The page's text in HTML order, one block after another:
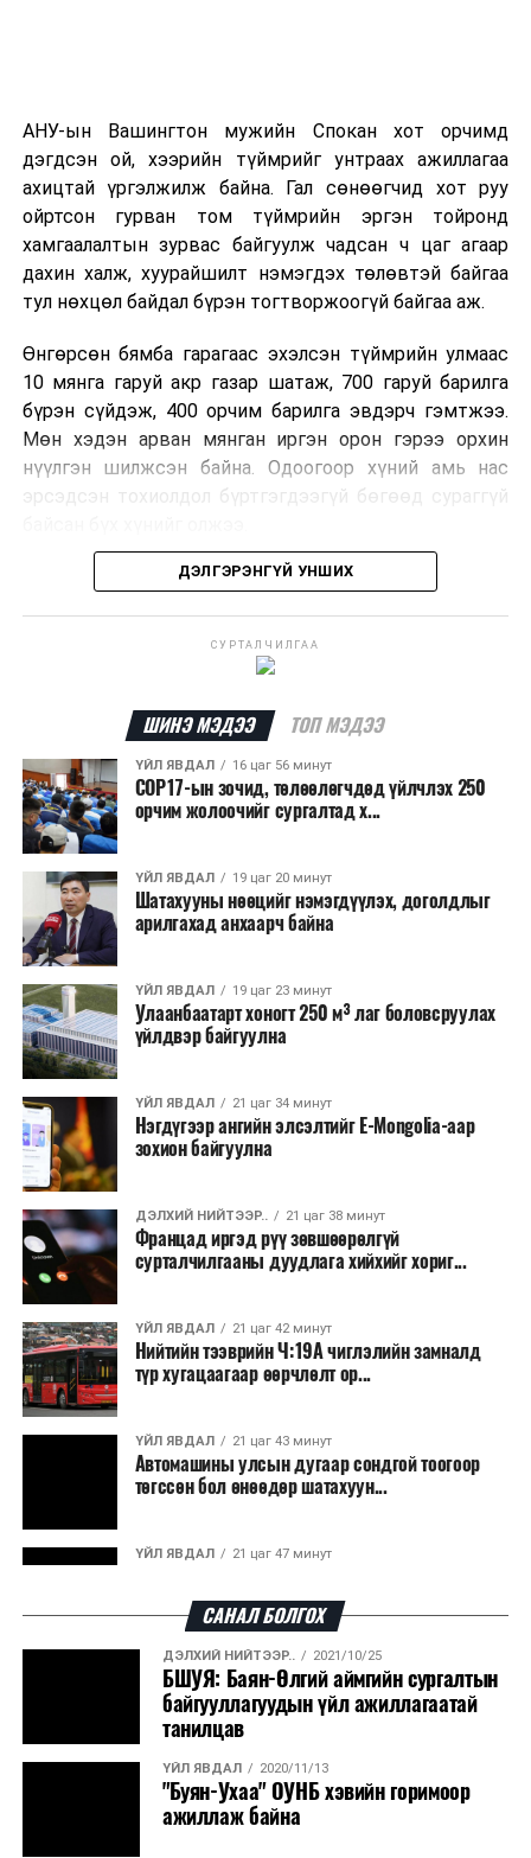
АНУ-ын Вашингтон мужийн Спокан хот орчимд
дэгдсэн ой, хээрийн түймрийг унтраах ажиллагаа
ахицтай үргэлжилж байна. Гал сөнөөгчид хот руу
ойртсон гурван том түймрийн эргэн тойронд
хамгаалалтын зурвас байгуулж чадсан ч цаг агаар
дахин халж, хуурайшилт нэмэгдэх төлөвтэй байгаа
тул нөхцөл байдал бүрэн тогтворжоогүй байгаа аж.
Өнгөрсөн бямба гарагаас эхэлсэн түймрийн улмаас
10 мянга гаруй акр газар шатаж, 700 гаруй барилга
бүрэн сүйдэж, 400 орчим барилга эвдэрч гэмтжээ.
Мөн хэдэн арван мянган иргэн орон гэрээ орхин
нүүлгэн шилжсэн байна. Одоогоор хүний амь нас
эрсэдсэн тохиолдол бүртгэгдээгүй бөгөөд сураггүй
Албаныхны мэдээлснээр түймрийн нэг голомтыг
шатаасан гэх үндэслэлээр эрүүгийн хэрэг үүсгэн
шалтгааныг үргэлжлүүлэн тогтоож байгаа бөгөөд
аянгын улмаас үүсээгүй гэж үзэж байгаа аж.
Одоогоор АНУ даяар 13 мужид 90 гаруй томоохон ой,
хээрийн түймэр идэвхтэй үргэлжилж байгаагийн
талаас илүү нь Орегон болон Вашингтон мужид
бүртгэгдсэн байна. Цаг уурын байгууллагууд ойрын
өдрүүдэд агаарын температур дахин огцом
нэмэгдэж, хуурайшилт эрчимжих төлөвтэй байгааг
анхааруулсан бөгөөд энэ нь гал унтраах ажиллагаанд
шинэ сорилт учруулж болзошгүйг онцолжээ.
ДЭЛГЭРЭНГҮЙ УНШИХ
СУРТАЛЧИЛГАА
ШИНЭ МЭДЭЭ ТОП МЭДЭЭ
ҮЙЛ ЯВДАЛ 16 цаг 56 минут
COP17-ын зочид, төлөөлөгчдөд үйлчлэх 250
орчим жолоочийг сургалтад х...
ҮЙЛ ЯВДАЛ 19 цаг 20 минут
Шатахууны нөөцийг нэмэгдүүлэх, доголдлыг
арилгахад анхаарч байна
ҮЙЛ ЯВДАЛ 19 цаг 23 минут
Улаанбаатарт хоногт 250 м³ лаг боловсруулах
үйлдвэр байгуулна
ҮЙЛ ЯВДАЛ 21 цаг 34 минут
Нэгдүгээр ангийн элсэлтийг E-Mongolia-аар
зохион байгуулна
ДЭЛХИЙ НИЙТЭЭР.. 21 цаг 38 минут
Францад иргэд рүү зөвшөөрөлгүй
сурталчилгааны дуудлага хийхийг хориг...
ҮЙЛ ЯВДАЛ 21 цаг 42 минут
Нийтийн тээврийн Ч:19А чиглэлийн замналд
түр хугацаагаар өөрчлөлт ор...
ҮЙЛ ЯВДАЛ 21 цаг 43 минут
Автомашины улсын дугаар сондгой тоогоор
төгссөн бол өнөөдөр шатахуун...
ҮЙЛ ЯВДАЛ 21 цаг 47 минут
ДЭЛХИЙ НИЙТЭЭР.. 2026/08/06
“Уралдронзавод” компанийн ерөнхий
захирлын автомашиныг дэлбэлжээ...
ҮЙЛ ЯВДАЛ 2026/08/06
Сүхбаатар боомтоор тав хоногт 10 мянга гаруй
тонн АИ-92 автобензин и...
САНАЛ БОЛГОХ
ДЭЛХИЙ НИЙТЭЭР.. 2021/10/25
БШУЯ: Баян-Өлгий аймгийн сургалтын
байгууллагуудын үйл ажиллагаатай
танилцав
ҮЙЛ ЯВДАЛ 2020/11/13
"Буян-Ухаа" ОУНБ хэвийн горимоор
ажиллаж байна